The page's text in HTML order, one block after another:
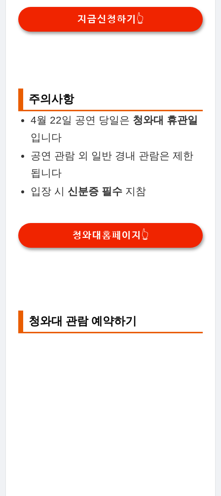
지금신청하기👆
주의사항
4월 22일 공연 당일은 청와대 휴관일
입니다
공연 관람 외 일반 경내 관람은 제한
됩니다
입장 시 신분증 필수지참
청와대홈페이지👆
청와대 관람 예약하기